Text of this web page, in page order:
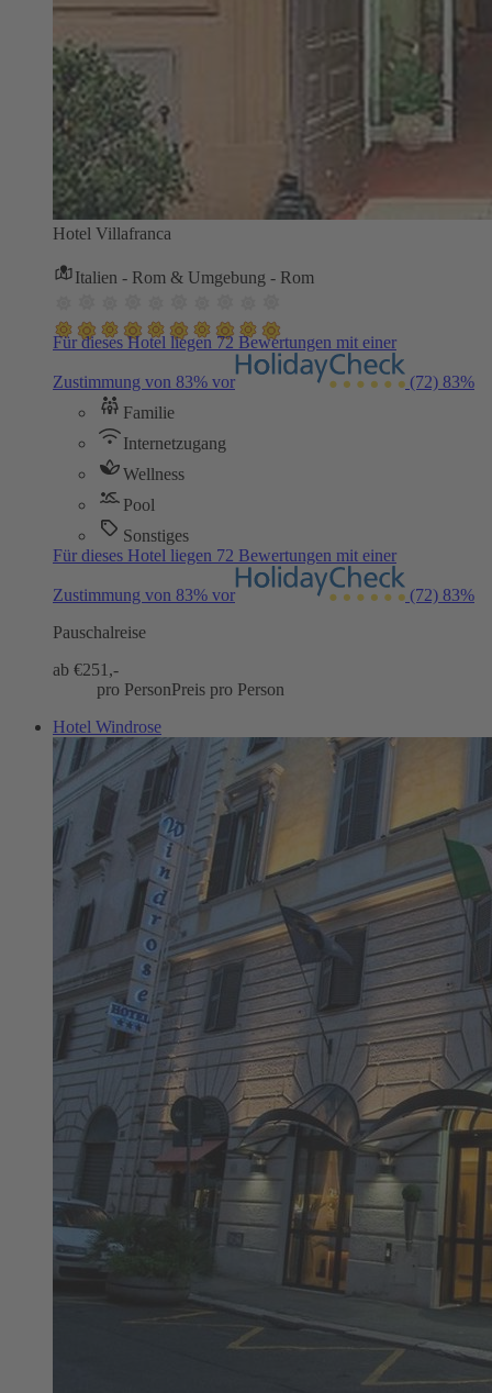
Hotel Villafranca
Italien - Rom & Umgebung - Rom
Für dieses Hotel liegen 72 Bewertungen mit einer
Zustimmung von 83% vor (72) 83%
Familie
Internetzugang
Wellness
Pool
Sonstiges
Für dieses Hotel liegen 72 Bewertungen mit einer
Zustimmung von 83% vor (72) 83%
Pauschalreise
ab €251,-
pro PersonPreis pro Person
Hotel Windrose